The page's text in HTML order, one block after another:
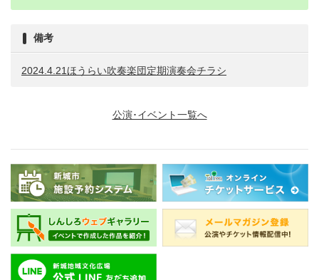
備考
2024.4.21ほうらい吹奏楽団定期演奏会チラシ
公演･イベント一覧へ